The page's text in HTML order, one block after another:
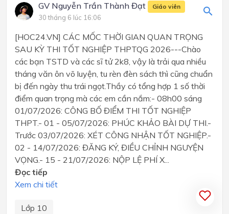
GV Nguyễn Trần Thành Đạt Giáo viên
30 tháng 6 lúc 16:06
[HOC24.VN] CÁC MỐC THỜI GIAN QUAN TRỌNG
SAU KỲ THI TỐT NGHIỆP THPTQG 2026---Chào
các bạn TSTD và các sĩ tử 2k8, vậy là trải qua nhiều
tháng văn ôn võ luyện, tu rèn đèn sách thì cũng chuẩn
bị đến ngày thu trái ngọt.Thầy có tổng hợp 1 số thời
điểm quan trọng mà các em cần nắm:- 08h00 sáng
01/07/2026: CÔNG BỐ ĐIỂM THI TỐT NGHIỆP
THPT.- 01 - 05/07/2026: PHÚC KHẢO BÀI DỰ THI.-
Trước 03/07/2026: XÉT CÔNG NHẬN TỐT NGHIỆP.-
02 - 14/07/2026: ĐĂNG KÝ, ĐIỀU CHỈNH NGUYỆN
VỌNG.- 15 - 21/07/2026: NỘP LỆ PHÍ X...
Đọc tiếp
Xem chi tiết
Lớp 10